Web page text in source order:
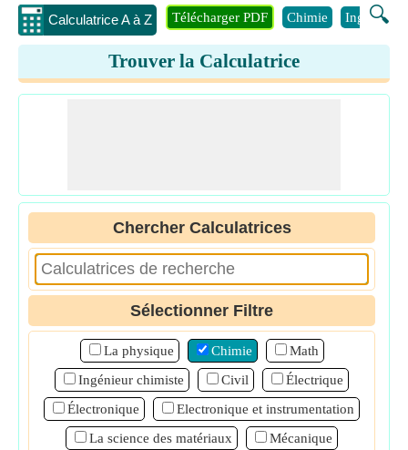
Calculatrice A à Z 🔍
Télécharger PDF Chimie Ingénierie
Trouver la Calculatrice
Chercher Calculatrices
Sélectionner Filtre
La physique Chimie
Math
Ingénieur chimiste
Civil
Électrique
Électronique
Electronique et instrumentation
La science des matériaux
Mécanique